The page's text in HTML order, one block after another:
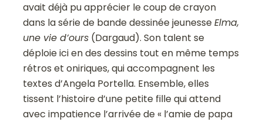
avait déjà pu apprécier le coup de crayon
dans la série de bande dessinée jeunesseElma,
une vie d’ours (Dargaud). Son talent se
déploie ici en des dessins tout en même temps
rétros et oniriques, qui accompagnent les
textes d’Angela Portella. Ensemble, elles
tissent l’histoire d’une petite fille qui attend
avec impatience l’arrivée de « l’amie de papa